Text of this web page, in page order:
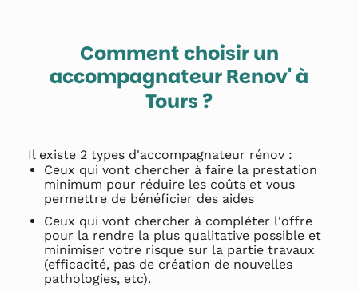
Comment choisir un
accompagnateur Renov' à
Tours?
Il existe 2 types d'accompagnateur rénov :
Ceux qui vont chercher à faire la prestation
minimum pour réduire les coûts et vous
permettre de bénéficier des aides
Ceux qui vont chercher à compléter l'offre
pour la rendre la plus qualitative possible et
minimiser votre risque sur la partie travaux
(efficacité, pas de création de nouvelles
pathologies, etc).